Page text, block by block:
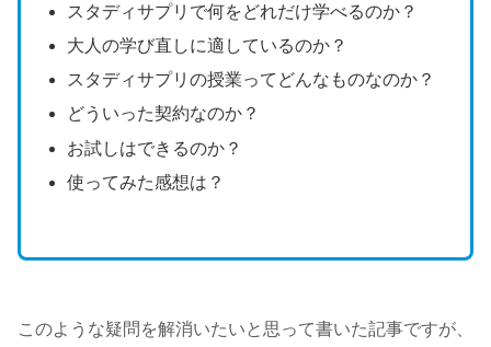
スタディサプリで何をどれだけ学べるのか？
大人の学び直しに適しているのか？
スタディサプリの授業ってどんなものなのか？
どういった契約なのか？
お試しはできるのか？
使ってみた感想は？
このような疑問を解消いたいと思って書いた記事ですが、